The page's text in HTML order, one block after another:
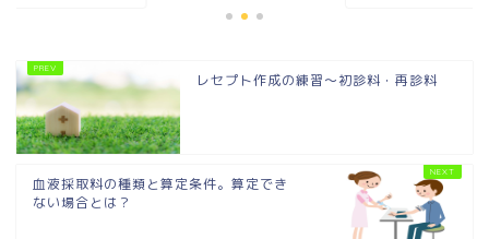
レセプト作成の練習～初診料・再診料
血液採取料の種類と算定条件。算定でき
ない場合とは？